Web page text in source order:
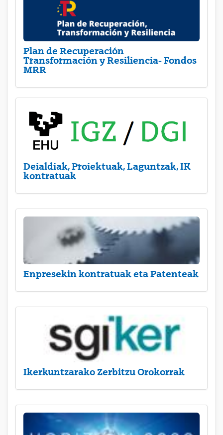
Plan de Recuperación
Transformación y Resiliencia- Fondos
MRR
Deialdiak, Proiektuak, Laguntzak, IK
kontratuak
Enpresekin kontratuak eta Patenteak
Ikerkuntzarako Zerbitzu Orokorrak